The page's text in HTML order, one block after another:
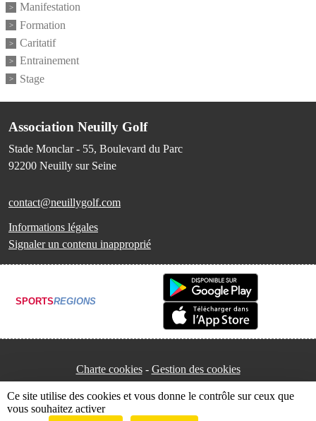
Manifestation
Formation
Caritatif
Entrainement
Stage
Association Neuilly Golf
Stade Monclar - 55, Boulevard du Parc
92200 Neuilly sur Seine
contact@neuillygolf.com
Informations légales
Signaler un contenu inapproprié
SPORTSREGIONS
Charte cookies Gestion des cookies
Ce site utilise des cookies et vous donne le contrôle sur ceux que
vous souhaitez activer